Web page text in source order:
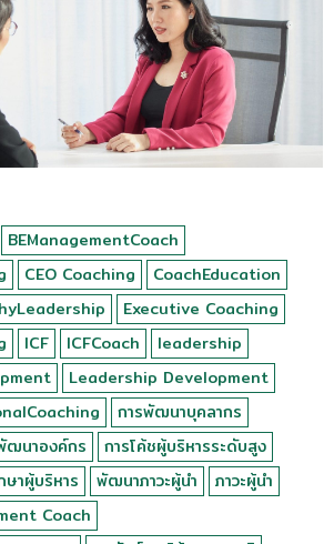
BEManagementCoach
CEO Coaching
CoachEducation
Executive Coaching
ICF ICFCoach
leadership
Leadership Development
การพัฒนาบุคลากร
ฒนาองค์กร
การโค้ชผู้บริหารระดับสูง
ษาผู้บริหาร พัฒนาภาวะผู้นำ
ภาวะผู้นำ
Coach